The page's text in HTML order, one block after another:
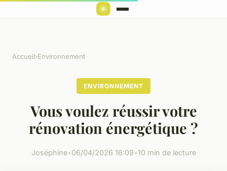
Accueil›Environnement
ENVIRONNEMENT
Vous voulez réussir votre
rénovation énergétique ?
Joséphine•06/04/2026 16:09•10 min de lecture